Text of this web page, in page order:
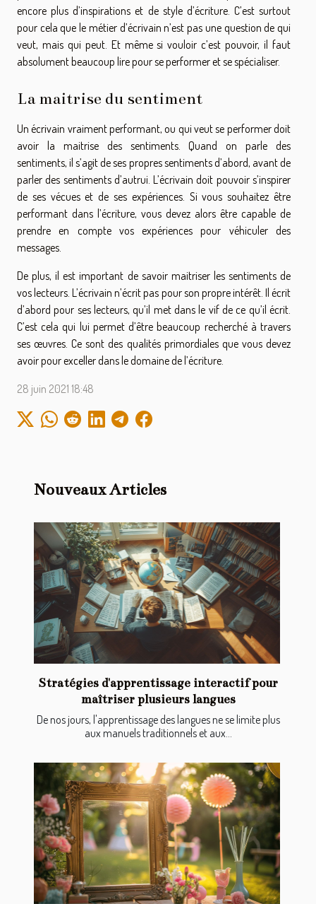
encore plus d’inspirations et de style d’écriture. C’est surtout
pour cela que le métier d’écrivain n’est pas une question de qui
veut, mais qui peut. Et même si vouloir c’est pouvoir, il faut
absolument beaucoup lire pour se performer et se spécialiser.
La maitrise du sentiment
Un écrivain vraiment performant, ou qui veut se performer doit
avoir la maitrise des sentiments. Quand on parle des
sentiments, il s’agit de ses propres sentiments d’abord, avant de
parler des sentiments d’autrui. L’écrivain doit pouvoir s’inspirer
de ses vécues et de ses expériences. Si vous souhaitez être
performant dans l’écriture, vous devez alors être capable de
prendre en compte vos expériences pour véhiculer des
messages.
De plus, il est important de savoir maitriser les sentiments de
vos lecteurs. L’écrivain n’écrit pas pour son propre intérêt. Il écrit
d’abord pour ses lecteurs, qu’il met dans le vif de ce qu’il écrit.
C’est cela qui lui permet d’être beaucoup recherché à travers
ses œuvres. Ce sont des qualités primordiales que vous devez
avoir pour exceller dans le domaine de l’écriture.
28 juin 2021 18:48
Nouveaux Articles
Stratégies d'apprentissage interactif pour
maîtriser plusieurs langues
De nos jours, l'apprentissage des langues ne se limite plus
aux manuels traditionnels et aux...